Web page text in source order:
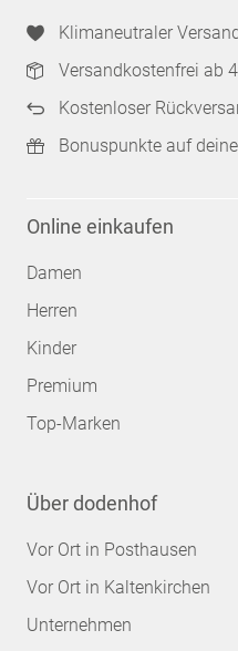
Klimaneutraler Versand
Versandkostenfrei ab
Kostenloser
Bonuspunkte auf
Online einkaufen
Damen
Herren
Kinder
Premium
Top-Marken
Über dodenhof
Vor Ort in Posthausen
Vor Ort in Kaltenkirchen
Unternehmen